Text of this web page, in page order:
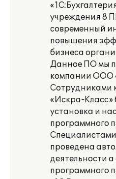
учреждения 8
современный
повышения
бизнеса
Данное ПО мы
компании ООО
«Искра-Класс»
установка и
программного
проведена
деятельности
программного